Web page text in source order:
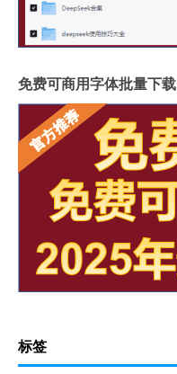
免费可商用字体批量下载
标签